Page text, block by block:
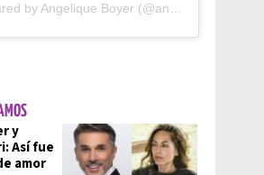
A post shared by Angelique Boyer (@angeliqueboyer)
y
Así fue
amor